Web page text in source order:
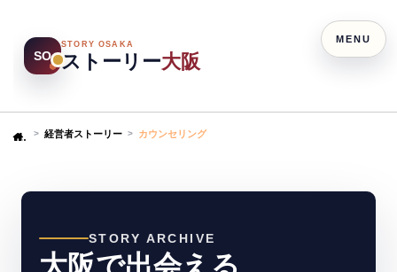
SO
STORY OSAKA
ストーリー大阪
Home 経営者ストーリー カウンセリング
STORY ARCHIVE
大阪で出会える、
MENU